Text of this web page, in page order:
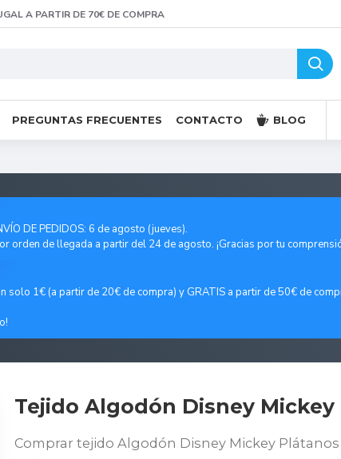
A PARTIR DE 70€ DE COMPRA
PREGUNTAS FRECUENTES CONTACTO BLOG
DE PEDIDOS: 6 de agosto (jueves).
de llegada a partir del 24 de agosto. ¡Gracias por tu
solo 1€ (a partir de 20€ de compra) y GRATIS a partir de 50€ de
Tejido Algodón Disney
Comprar tejido Algodón Disney Mickey